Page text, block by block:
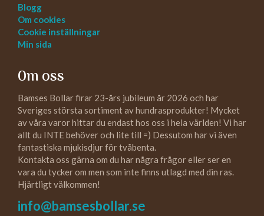
Blogg
Om cookies
Cookie inställningar
Min sida
Om oss
Bamses Bollar firar 23-års jubileum år 2026 och har
Sveriges största sortiment av hundrasprodukter! Mycket
av våra varor hittar du endast hos oss i hela världen! Vi har
allt du INTE behöver och lite till =) Dessutom har vi även
fantastiska mjukisdjur för tvåbenta.
Kontakta oss gärna om du har några frågor eller ser en
vara du tycker om men som inte finns utlagd med din ras.
Hjärtligt välkommen!
info@bamsesbollar.se